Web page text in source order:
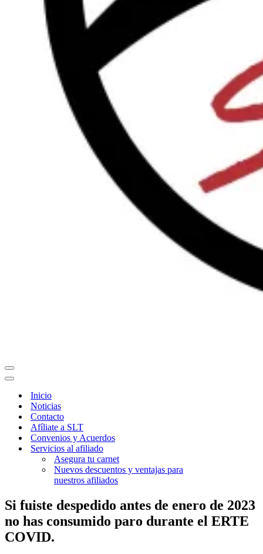
Menú
de
Menú
navegación
Inicio
Noticias
Contacto
Afíliate a SLT
Convenios y Acuerdos
Servicios al afiliado
Asegura tu carnet
Nuevos descuentos y ventajas para
nuestros afiliados
Si fuiste despedido antes de enero de 2023
no has consumido paro durante el ERTE
COVID.